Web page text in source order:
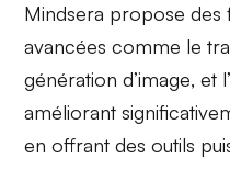
Mindsera propose des
avancées comme le
génération d’image, et
améliorant
en offrant des outils